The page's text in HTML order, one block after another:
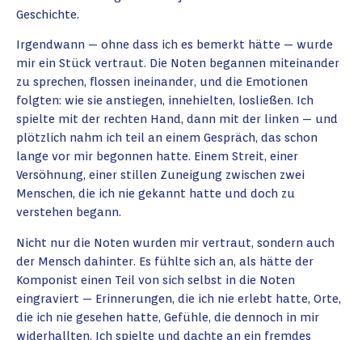
Geschichte.
Irgendwann — ohne dass ich es bemerkt hätte — wurde
mir ein Stück vertraut. Die Noten begannen miteinander
zu sprechen, flossen ineinander, und die Emotionen
folgten: wie sie anstiegen, innehielten, losließen. Ich
spielte mit der rechten Hand, dann mit der linken — und
plötzlich nahm ich teil an einem Gespräch, das schon
lange vor mir begonnen hatte. Einem Streit, einer
Versöhnung, einer stillen Zuneigung zwischen zwei
Menschen, die ich nie gekannt hatte und doch zu
verstehen begann.
Nicht nur die Noten wurden mir vertraut, sondern auch
der Mensch dahinter. Es fühlte sich an, als hätte der
Komponist einen Teil von sich selbst in die Noten
eingraviert — Erinnerungen, die ich nie erlebt hatte, Orte,
die ich nie gesehen hatte, Gefühle, die dennoch in mir
widerhallten. Ich spielte und dachte an ein fremdes